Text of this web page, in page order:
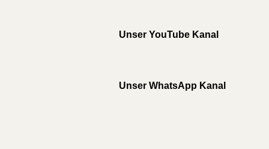
Unser YouTube Kanal
Unser WhatsApp Kanal